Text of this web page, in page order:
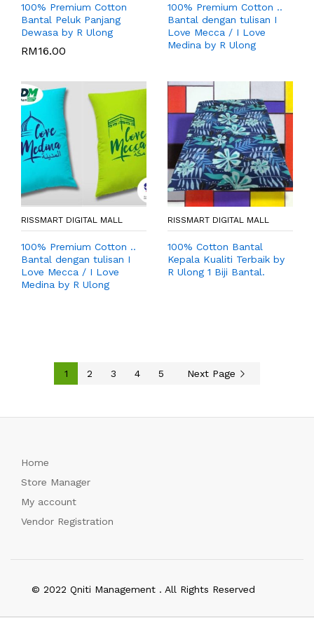
100% Premium Cotton
Bantal Peluk Panjang
Dewasa by R Ulong
RM16.00
100% Premium Cotton ..
Bantal dengan tulisan I
Love Mecca / I Love
Medina by R Ulong
RISSMART DIGITAL MALL
100% Premium Cotton ..
Bantal dengan tulisan I
Love Mecca / I Love
Medina by R Ulong
RISSMART DIGITAL MALL
100% Cotton Bantal
Kepala Kualiti Terbaik by
R Ulong 1 Biji Bantal.
1 2 3 4 5 Next Page
Home
Store Manager
My account
Vendor Registration
© 2022 Qniti Management . All Rights Reserved